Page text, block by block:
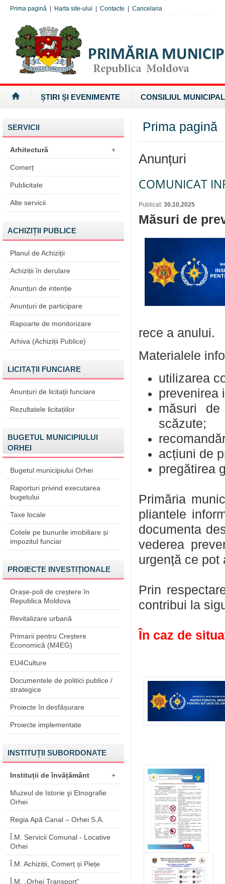
Prima pagină Harta site-ului Contacte Cancelaria
ȘTIRI ȘI EVENIMENTE CONSILIUL MUNICIPAL
SERVICII
Arhitectură +
Comerț
Publicitate
Alte servicii
ACHIZIȚII PUBLICE
Planul de Achiziții
Achiziții în derulare
Anunțuri de intenție
Anunțuri de participare
Rapoarte de monitorizare
Arhiva (Achiziții Publice)
LICITAȚII FUNCIARE
Anunțuri de licitații funciare
Rezultatele licitațiilor
BUGETUL MUNICIPIULUI
ORHEI
Bugetul municipiului Orhei
Raporturi privind executarea
bugetului
Taxe locale
Cotele pe bunurile imobiliare și
impozitul funciar
PROIECTE INVESTIȚIONALE
Orașe-poli de creștere în
Republica Moldova
Revitalizare urbană
Primarii pentru Creștere
Economică (M4EG)
EU4Culture
Documentele de politici publice /
strategice
Proiecte în desfășurare
Proiecte implementate
INSTITUȚII SUBORDONATE
Instituții de învățământ +
Muzeul de Istorie şi Etnografie
Orhei
Regia Apă Canal – Orhei S.A.
Î.M. Servicii Comunal - Locative
Orhei
Î.M. Achiziții, Comerț și Piețe
Î.M. „Orhei Transport”
Prima pagină
Anunțuri
COMUNICAT
Publicat: 30.10.2025
Măsuri de
rece a anului.
Materialele
utilizarea
prevenirea
măsuri
scăzute;
acțiuni de
pregătirea
Primăria
pliantele
documenta
vederea
urgență ce pot
Prin
contribui la
În caz de